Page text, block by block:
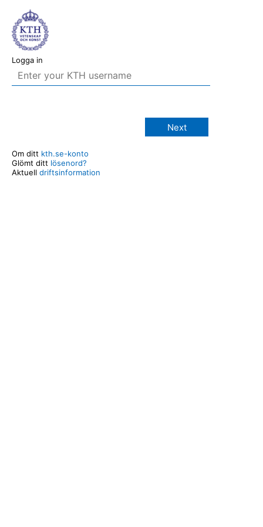
Logga in
Next
Om ditt kth.se-konto
Glömt ditt lösenord?
Aktuell driftsinformation